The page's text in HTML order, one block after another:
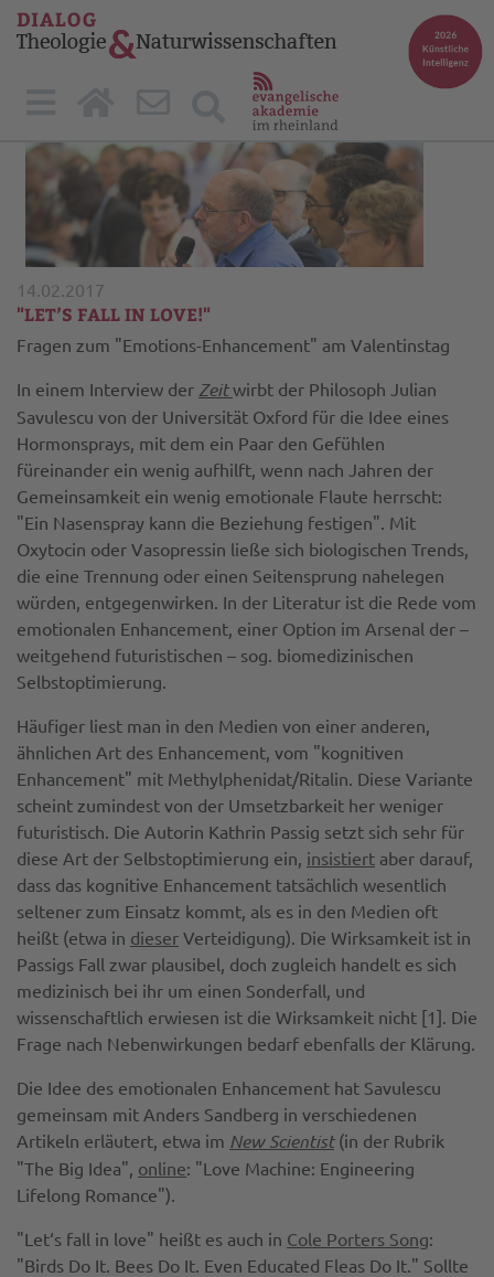
14.02.2017
"LET’S FALL IN LOVE!"
Fragen zum "Emotions-Enhancement" am Valentinstag
In einem Interview der Zeitwirbt der Philosoph Julian
Savulescu von der Universität Oxford für die Idee eines
Hormonsprays, mit dem ein Paar den Gefühlen
füreinander ein wenig aufhilft, wenn nach Jahren der
Gemeinsamkeit ein wenig emotionale Flaute herrscht:
"Ein Nasenspray kann die Beziehung festigen". Mit
Oxytocin oder Vasopressin ließe sich biologischen Trends,
die eine Trennung oder einen Seitensprung nahelegen
würden, entgegenwirken. In der Literatur ist die Rede vom
emotionalen Enhancement, einer Option im Arsenal der –
weitgehend futuristischen – sog. biomedizinischen
Selbstoptimierung.
Häufiger liest man in den Medien von einer anderen,
ähnlichen Art des Enhancement, vom "kognitiven
Enhancement" mit Methylphenidat/Ritalin. Diese Variante
scheint zumindest von der Umsetzbarkeit her weniger
futuristisch. Die Autorin Kathrin Passig setzt sich sehr für
diese Art der Selbstoptimierung ein, insistiert aber darauf,
dass das kognitive Enhancement tatsächlich wesentlich
seltener zum Einsatz kommt, als es in den Medien oft
heißt (etwa in dieser Verteidigung). Die Wirksamkeit ist in
Passigs Fall zwar plausibel, doch zugleich handelt es sich
medizinisch bei ihr um einen Sonderfall, und
wissenschaftlich erwiesen ist die Wirksamkeit nicht [1]. Die
Frage nach Nebenwirkungen bedarf ebenfalls der Klärung.
Die Idee des emotionalen Enhancement hat Savulescu
gemeinsam mit Anders Sandberg in verschiedenen
Artikeln erläutert, etwa im New Scientist(in der Rubrik
"The Big Idea", online: "Love Machine: Engineering
Lifelong Romance").
"Let‘s fall in love" heißt es auch in Cole Porters Song:
"Birds Do It. Bees Do It. Even Educated Fleas Do It." Sollte